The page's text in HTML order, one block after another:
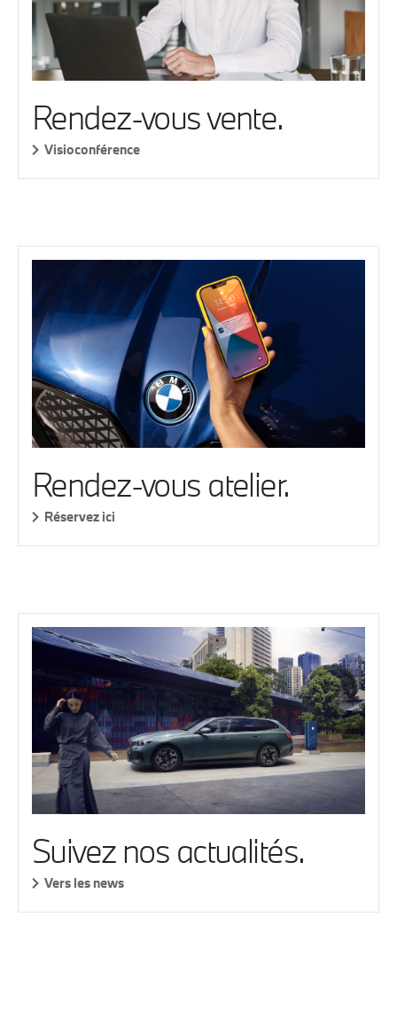
Rendez-vous vente.
Visioconférence
Rendez-vous atelier.
Réservez ici
Suivez nos actualités.
Vers les news